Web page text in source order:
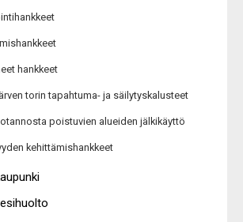
hankkeet
torin tapahtuma- ja säilytyskalusteet
poistuvien alueiden jälkikäyttö
kehittämishankkeet